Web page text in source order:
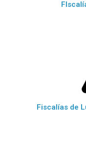
Fiscalías de